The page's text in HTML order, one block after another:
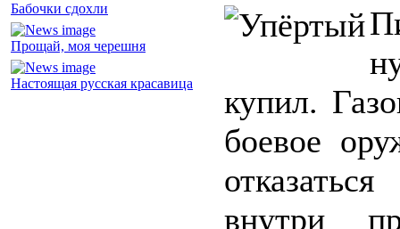
Бабочки сдохли
Прощай, моя черешня
Настоящая русская красавица
купил.
боевое
внутри